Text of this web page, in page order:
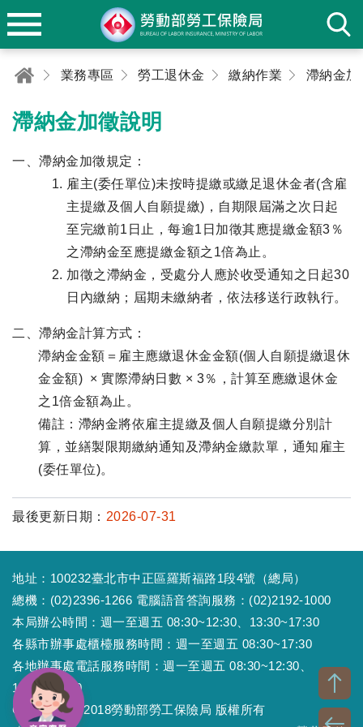
業務專區 勞工退休金 繳納作業 滯納金加
滯納金加徵說明
一、滯納金加徵規定：
雇主(委任單位)未按時提繳或繳足退休金者(含雇
主提繳及個人自願提繳)，自期限屆滿之次日起
至完繳前1日止，每逾1日加徵其應提繳金額3％
之滯納金至應提繳金額之1倍為止。
加徵之滯納金，受處分人應於收受通知之日起30
日內繳納；屆期未繳納者，依法移送行政執行。
二、滯納金計算方式：
滯納金金額＝雇主應繳退休金金額(個人自願提繳退休
金金額) × 實際滯納日數 × 3％，計算至應繳退休金
之1倍金額為止。
備註：滯納金將依雇主提繳及個人自願提繳分別計
算，並繕製限期繳納通知及滯納金繳款單，通知雇主
(委任單位)。
最後更新日期： 2026-07-31
地址：100232臺北市中正區羅斯福路1段4號（總局）
總機：(02)2396-1266 電腦語音答詢服務：(02)2192-1000
本局辦公時間：週一至週五 08:30~12:30、13:30~17:30
各縣市辦事處櫃檯服務時間：週一至週五 08:30~17:30
各地辦事處電話服務時間：週一至週五 08:30~12:30、
13:30~17:30
Copyright © 2018勞動部勞工保險局 版權所有